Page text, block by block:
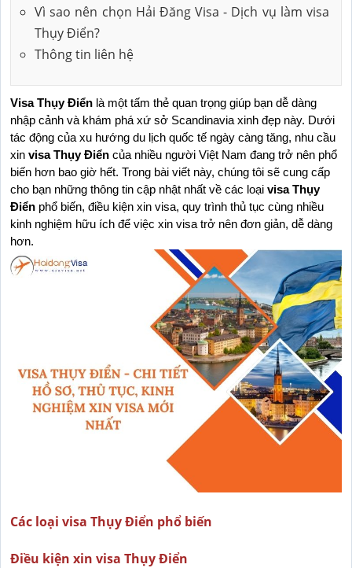
Vì sao nên chọn Hải Đăng Visa - Dịch vụ làm visa
Thụy Điển?
Thông tin liên hệ
Visa Thụy Điển là một tấm thẻ quan trọng giúp bạn dễ dàng
nhập cảnh và khám phá xứ sở Scandinavia xinh đẹp này. Dưới
tác động của xu hướng du lịch quốc tế ngày càng tăng, nhu cầu
xin visa Thụy Điển của nhiều người Việt Nam đang trở nên phổ
biến hơn bao giờ hết. Trong bài viết này, chúng tôi sẽ cung cấp
cho bạn những thông tin cập nhật nhất về các loại visa Thụy
Điển phổ biến, điều kiện xin visa, quy trình thủ tục cùng nhiều
kinh nghiệm hữu ích để việc xin visa trở nên đơn giản, dễ dàng
hơn.
Các loại visa Thụy Điển phổ biến
Điều kiện xin visa Thụy Điển